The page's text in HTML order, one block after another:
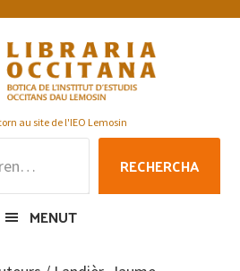
au site de l'IEO Lemosin
RECHERCHA
MENUT